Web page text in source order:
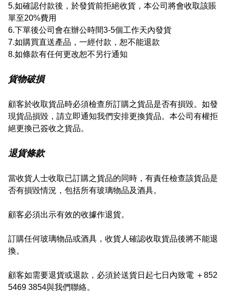
5.如確認付款後，於發貨前拒絕收貨，本公司將會收取該賬
單至20%費用
6.下單後公司會在辦公時間3-5個工作天內發貨
7.如購買直送產品，一經付款，恕不能退款
8.如條款有任何更改恕不另行通知
貨物破損
顧客於收取貨品時必須檢查所訂購之貨品是否有損毀。如發
現貨品損毀，請立即通知我們安排更換貨品。本公司有權拒
退貨條款
當收貨人士收取已訂購之貨品的同時，有責任檢查該貨品是
否有損毀情況，包括所有玻璃物品及酒具。
顧客必須出示有效的收據作退貨。
訂購任何玻璃物品或酒具，收貨人確認收取貨品後將不能退
換。
顧客如需要退貨或退款，必須於送貨日起七日內致電 ＋852
5469 3854與我們聯絡。